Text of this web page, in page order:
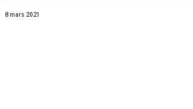
8 mars 2021